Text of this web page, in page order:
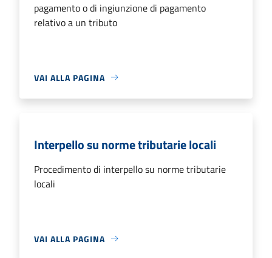
pagamento o di ingiunzione di pagamento
relativo a un tributo
VAI ALLA PAGINA
Interpello su norme tributarie locali
Procedimento di interpello su norme tributarie
locali
VAI ALLA PAGINA